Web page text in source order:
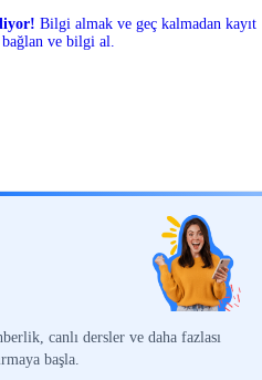
Bilgi almak ve geç kalmadan kayıt
bağlan ve bilgi al.
canlı dersler ve daha fazlası
başla.